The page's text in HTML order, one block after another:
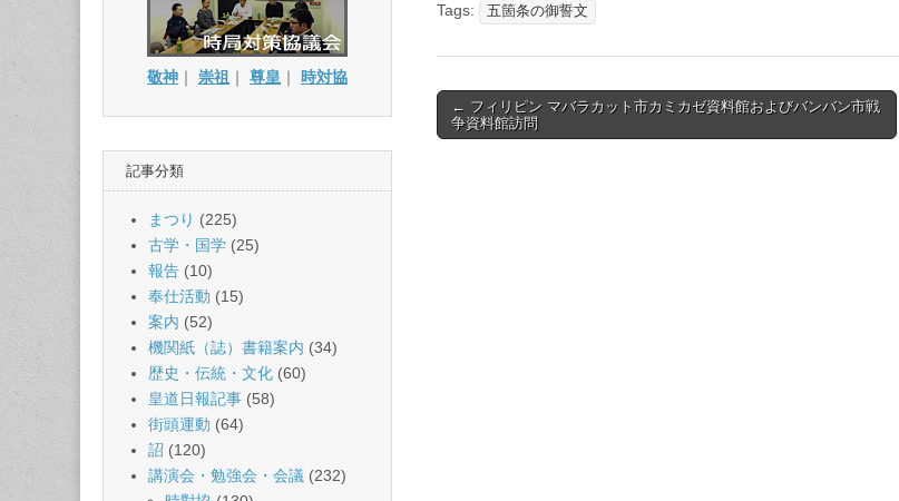
Tags: 五箇条の御誓文
Post
navigation
← フィリピン マバラカット市カミカゼ資料館およびバンバン市戦
争資料館訪問
敬神 ｜ 崇祖 ｜ 尊皇 ｜ 時対協
記事分類
まつり (225)
古学・国学 (25)
報告 (10)
奉仕活動 (15)
案内 (52)
機関紙（誌）書籍案内 (34)
歴史・伝統・文化 (60)
皇道日報記事 (58)
街頭運動 (64)
詔 (120)
講演会・勉強会・会議 (232)